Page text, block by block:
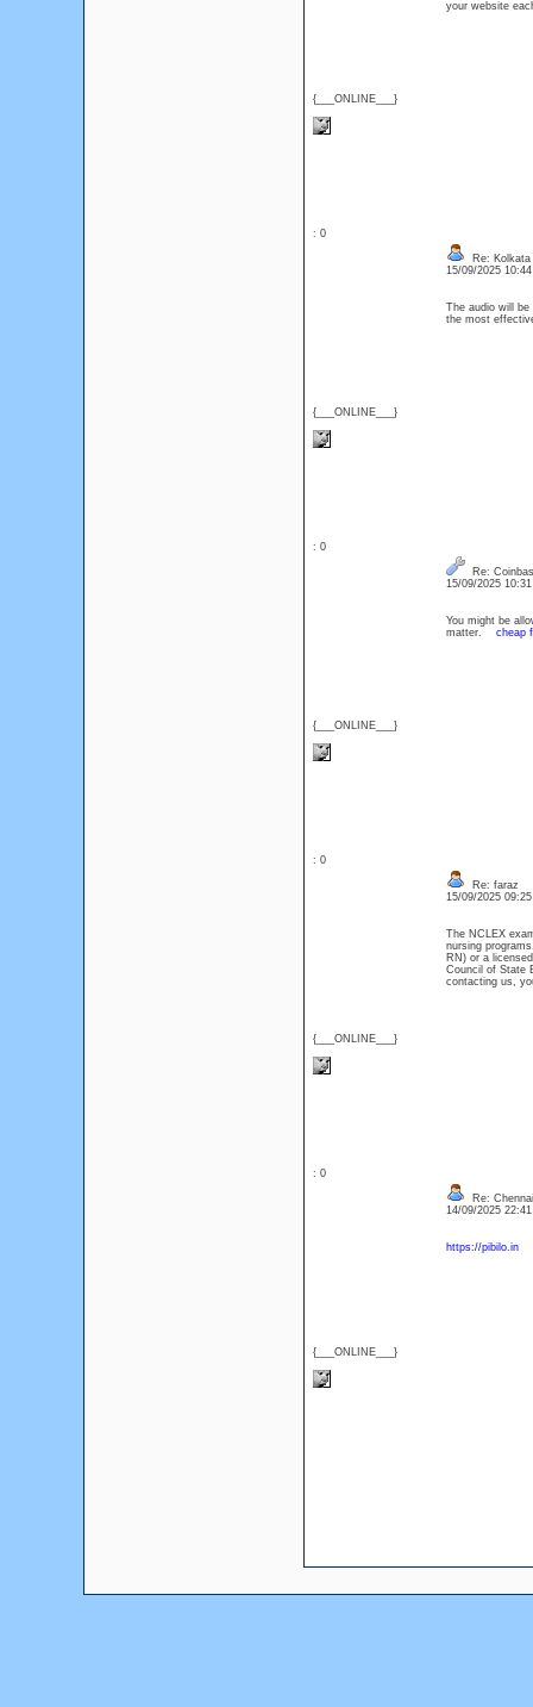
{___ONLINE___}
your website
: 0
{___ONLINE___}
Re:
15/09/2025
The audio will
the most
: 0
{___ONLINE___}
Re:
15/09/2025
You might be
matter. cheap
: 0
{___ONLINE___}
Re: faraz
15/09/2025
The NCLEX
nursing
RN) or a
Council of State
contacting us,
: 0
{___ONLINE___}
Re:
14/09/2025
https://pibilo.in